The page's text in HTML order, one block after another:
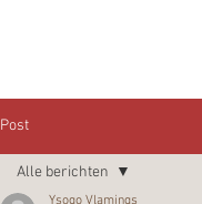
Post
Alle berichten
Ysogo Vlamings